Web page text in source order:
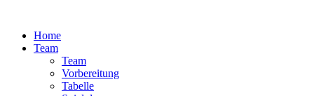
springenHome
Team
Team
Vorbereitung
Tabelle